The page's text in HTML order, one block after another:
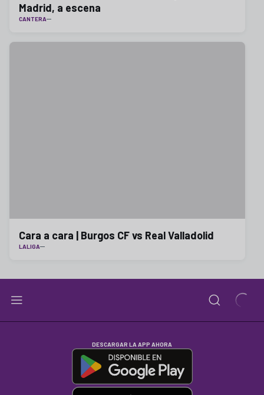
Madrid, a escena
CANTERA
Cara a cara | Burgos CF vs Real Valladolid
LALIGA
DESCARGAR LA APP AHORA